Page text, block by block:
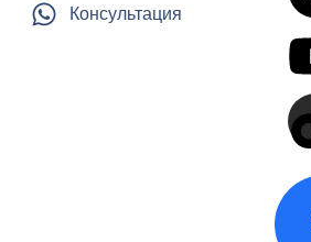
Консультация